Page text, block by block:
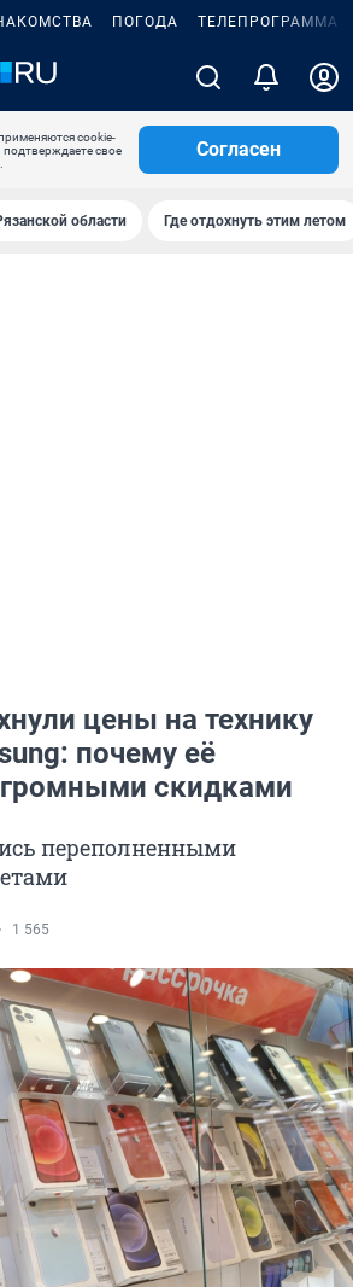
ПОГОДА ТЕЛЕПРОГРАММА
cookie-
подтверждаете свое
Согласен
области Где отдохнуть этим летом
цены на технику
почему её
скидками
переполненными
1 565